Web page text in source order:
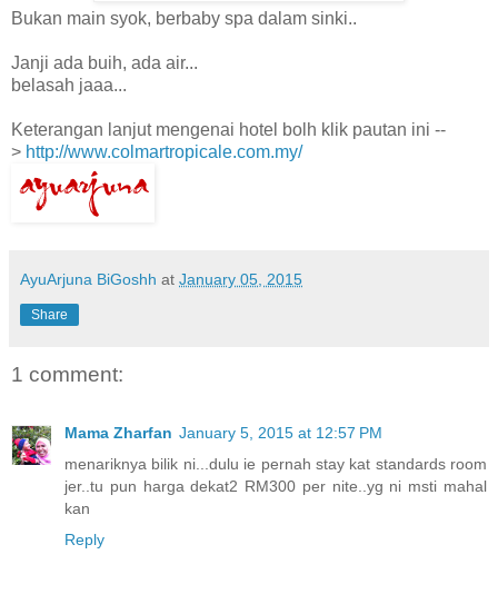
Bukan main syok, berbaby spa dalam sinki..
Janji ada buih, ada air...
belasah jaaa...
Keterangan lanjut mengenai hotel bolh klik pautan ini --
> http://www.colmartropicale.com.my/
AyuArjuna BiGoshh at January 05, 2015
Share
1 comment:
Mama Zharfan January 5, 2015 at 12:57 PM
menariknya bilik ni...dulu ie pernah stay kat standards room
jer..tu pun harga dekat2 RM300 per nite..yg ni msti mahal
kan
Reply